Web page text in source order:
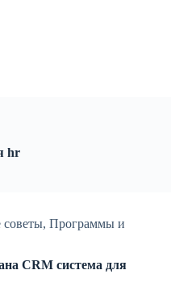
hr
,Программы и
CRM система для